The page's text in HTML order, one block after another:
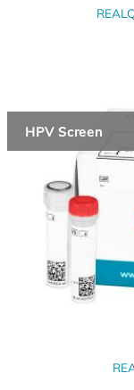
HPV Screen